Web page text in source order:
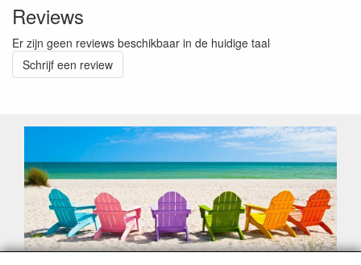
Reviews
Er zijn geen reviews beschikbaar in de huidige taal
Schrijf een review